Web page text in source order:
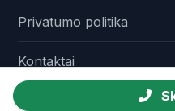
Privatumo politika
Kontaktai
© 2026